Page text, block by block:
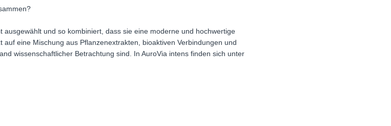
ausgewählt und so kombiniert, dass sie eine moderne und hochwertige
eine Mischung aus Pflanzenextrakten, bioaktiven Verbindungen und
wissenschaftlicher Betrachtung sind. In AuroVia intens finden sich unter